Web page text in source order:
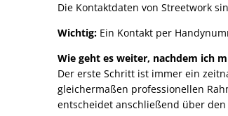
Die Kontaktdaten von Streetwork
Wichtig: Ein Kontakt per
Wie geht es weiter, nachdem ich
Der erste Schritt ist immer ein
gleichermaßen professionellen
entscheidet anschließend über